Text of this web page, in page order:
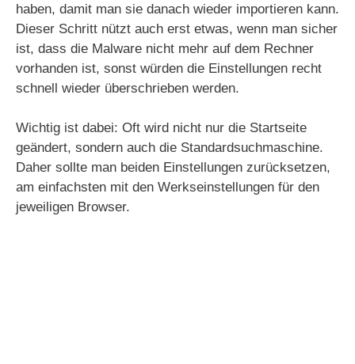
haben, damit man sie danach wieder importieren kann.
Dieser Schritt nützt auch erst etwas, wenn man sicher
ist, dass die Malware nicht mehr auf dem Rechner
vorhanden ist, sonst würden die Einstellungen recht
schnell wieder überschrieben werden.
Wichtig ist dabei: Oft wird nicht nur die Startseite
geändert, sondern auch die Standardsuchmaschine.
Daher sollte man beiden Einstellungen zurücksetzen,
am einfachsten mit den Werkseinstellungen für den
jeweiligen Browser.